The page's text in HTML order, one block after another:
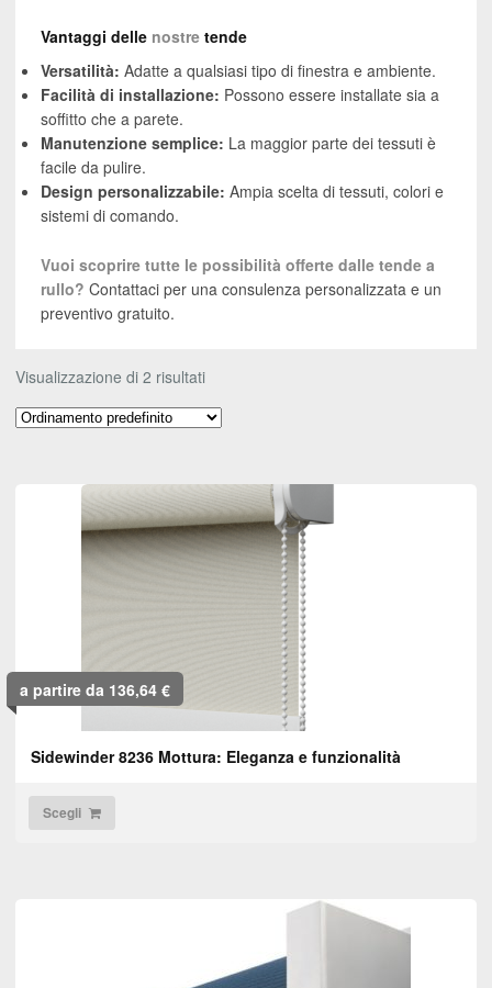
Vantaggi delle nostretende
Versatilità: Adatte a qualsiasi tipo di finestra e ambiente.
Facilità di installazione: Possono essere installate sia a
soffitto che a parete.
Manutenzione semplice: La maggior parte dei tessuti è
facile da pulire.
Design personalizzabile: Ampia scelta di tessuti, colori e
sistemi di comando.
Vuoi scoprire tutte le possibilità offerte dalle tende a
rullo? Contattaci per una consulenza personalizzata e un
preventivo gratuito.
Visualizzazione di 2 risultati
a partire da 136,64 €
Sidewinder 8236 Mottura: Eleganza e funzionalità
Scegli